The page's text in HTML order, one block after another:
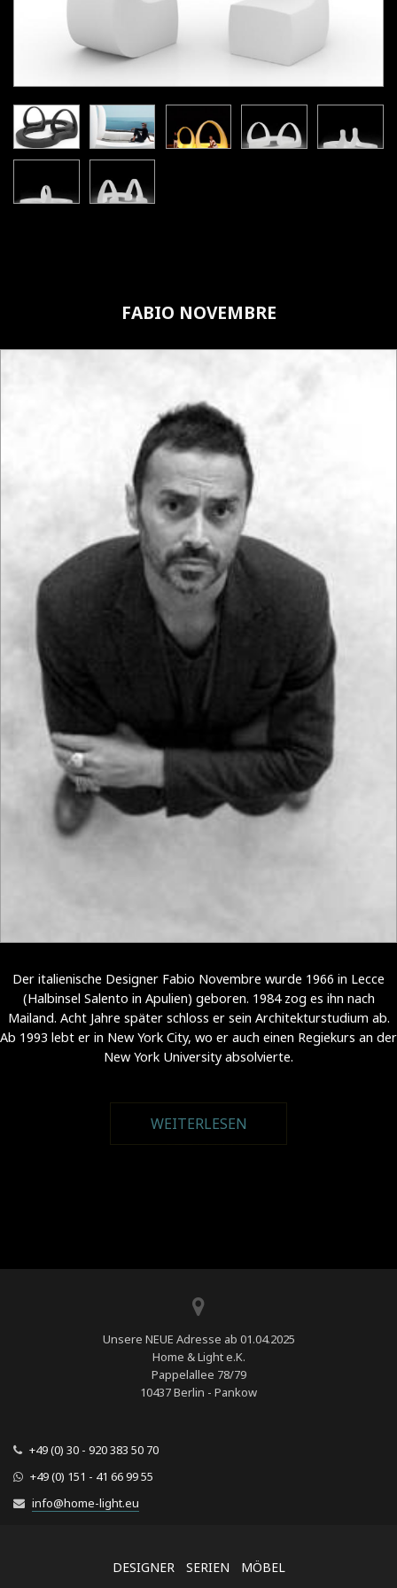
FABIO NOVEMBRE
Der italienische Designer Fabio Novembre wurde 1966 in Lecce
(Halbinsel Salento in Apulien) geboren. 1984 zog es ihn nach
Mailand. Acht Jahre später schloss er sein Architekturstudium ab.
Ab 1993 lebt er in New York City, wo er auch einen Regiekurs an der
New York University absolvierte.
WEITERLESEN
Unsere NEUE Adresse ab 01.04.2025
Home & Light e.K.
Pappelallee 78/79
10437 Berlin - Pankow
+49 (0) 30 - 920 383 50 70
+49 (0) 151 - 41 66 99 55
info@home-light.eu
DESIGNER SERIEN MÖBEL